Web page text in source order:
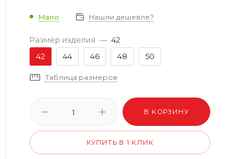
Мало Нашли дешевле?
Размер изделия — 42
42
44 46 48 50
Таблица размеров
В КОРЗИНУ
КУПИТЬ В 1 КЛИК